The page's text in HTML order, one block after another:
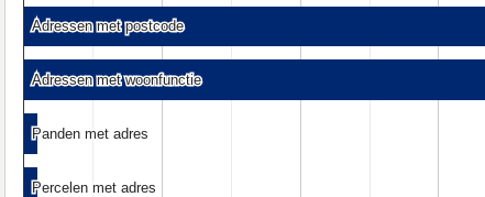
Adressen met postcode
Adressen met postcode
Adressen met woonfunctie
Adressen met woonfunctie
Panden met adres
Panden met adres
Percelen met adres
Percelen met adres